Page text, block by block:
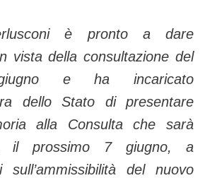
è pronto a dare
vista della consultazione del
e ha incaricato
dello Stato di presentare
alla Consulta che sarà
il prossimo 7 giugno, a
sull’ammissibilità del nuovo